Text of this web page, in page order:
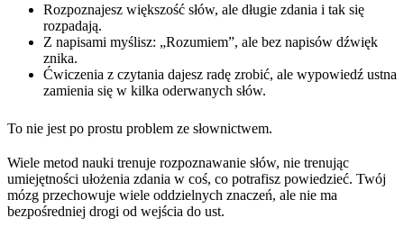
Rozpoznajesz większość słów, ale długie zdania i tak się
rozpadają.
Z napisami myślisz: „Rozumiem”, ale bez napisów dźwięk
znika.
Ćwiczenia z czytania dajesz radę zrobić, ale wypowiedź ustna
zamienia się w kilka oderwanych słów.
To nie jest po prostu problem ze słownictwem.
Wiele metod nauki trenuje rozpoznawanie słów, nie trenując
umiejętności ułożenia zdania w coś, co potrafisz powiedzieć. Twój
mózg przechowuje wiele oddzielnych znaczeń, ale nie ma
bezpośredniej drogi od wejścia do ust.